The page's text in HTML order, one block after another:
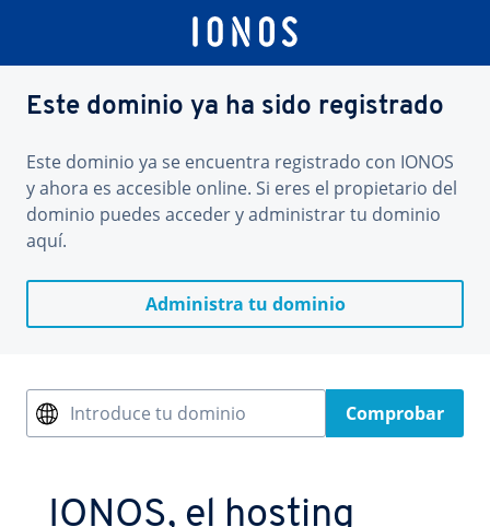
Este dominio ya ha sido registrado
Este dominio ya se encuentra registrado con IONOS
y ahora es accesible online. Si eres el propietario del
dominio puedes acceder y administrar tu dominio
aquí.
Administra tu dominio
Introduce tu dominio Comprobar
IONOS, el hosting